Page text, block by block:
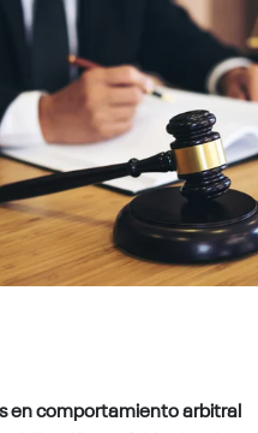
en comportamiento arbitral